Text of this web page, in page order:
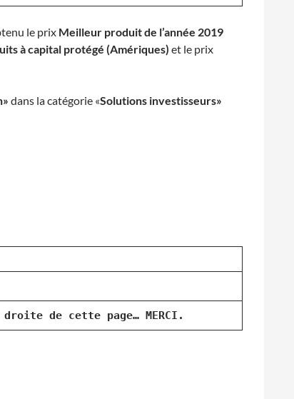
le prix Meilleur produit de l’année 2019
à capital protégé (Amériques) et le prix
dans la catégorie «Solutions investisseurs»
de cette page… MERCI.